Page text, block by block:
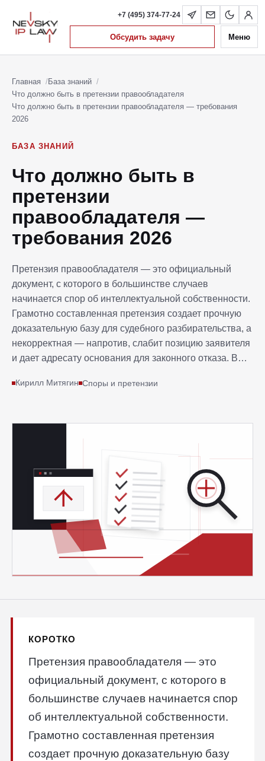
+7 (495) 374-77-24
Обсудить задачу Меню
Главная
База знаний
Что должно быть в претензии правообладателя
Что должно быть в претензии правообладателя — требования
2026
БАЗА ЗНАНИЙ
Что должно быть в
претензии
правообладателя —
требования 2026
Претензия правообладателя — это официальный
документ, с которого в большинстве случаев
начинается спор об интеллектуальной собственности.
Грамотно составленная претензия создает прочную
доказательную базу для судебного разбирательства, а
некорректная — напротив, слабит позицию заявителя
и дает адресату основания для законного отказа. В
авторским и смежным правам стали более строгими:
элементы должны присутствовать в претензии
правообладателя, как их правильно оформить и каких
ошибок следует избегать.
Кирилл Митягин Споры и претензии
КОРОТКО
Претензия правообладателя — это
официальный документ, с которого в
большинстве случаев начинается спор
об интеллектуальной собственности.
Грамотно составленная претензия
создает прочную доказательную базу